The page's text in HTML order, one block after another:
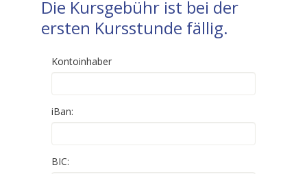
Die Kursgebühr ist bei der
ersten Kursstunde fällig.
Kontoinhaber
iBan:
BIC: